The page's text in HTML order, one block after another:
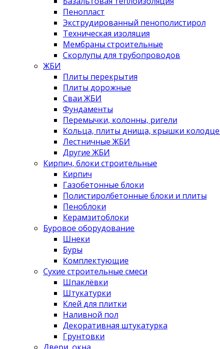
Пенопласт
Экструдированный пенополистирол
Техническая изоляция
Мембраны строительные
Скорлупы для трубопроводов
ЖБИ
Плиты перекрытия
Плиты дорожные
Сваи ЖБИ
Фундаменты
Перемычки, колонны, ригели
Кольца, плиты днища, крышки
Лестничные ЖБИ
Другие ЖБИ
Кирпич, блоки строительные
Кирпич
Газобетонные блоки
Полистиролбетонные блоки и плиты
Пеноблоки
Керамзитоблоки
Буровое оборудование
Шнеки
Буры
Комплектующие
Сухие строительные смеси
Шпаклёвки
Штукатурки
Клей для плитки
Наливной пол
Декоративная штукатурка
Грунтовки